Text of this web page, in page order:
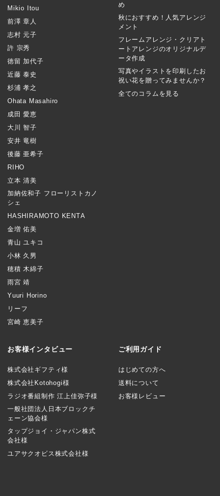
Mikio Itou
前澤 章人
志村 元子
許 宗秀
徳留 加代子
近藤 泰史
杉浦 孝之
Ohata Masahiro
成田 愛恵
大川 智子
安井 竜樹
後藤 亜希子
RIHO
立本 清美
加納佐和子 フローリストカノ
シェ
HASHIRAMOTO KENTA
金増 佑美
青山 ユキコ
小林 久男
穂積 木綿子
雨宮 靖
Yuuri Horino
リーフ
宮崎 恵美子
め
秋におすすめ！人気アレンジ
メント
フレームアレンジ・クリアト
ートアレンジのオリジナルデ
ータ作成
写真やイラストを印刷したお
祝い花を贈ってみませんか？
全てのコラムを見る
お客様インタビュー
株式会社ギフティ様
株式会社Kotohogi様
ラジオ番組制作 江上佳弥子様
一般社団法人日本ブロックチ
ェーン協会様
タップジョイ・ジャパン株式
会社様
ユアサクオビス株式会社様
ご利用ガイド
はじめての方へ
送料について
お客様レビュー